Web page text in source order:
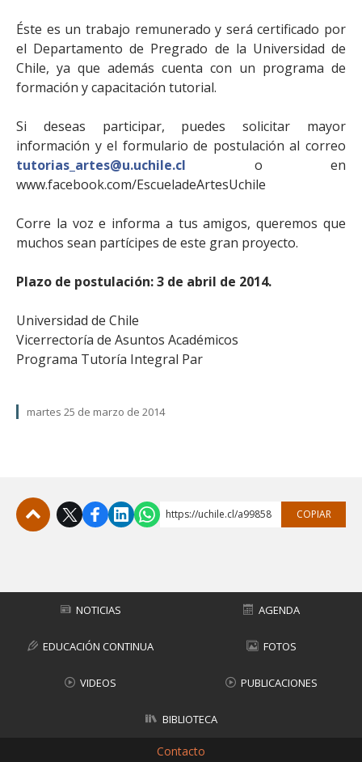
Éste es un trabajo remunerado y será certificado por
el Departamento de Pregrado de la Universidad de
Chile, ya que además cuenta con un programa de
formación y capacitación tutorial.
Si deseas participar, puedes solicitar mayor
información y el formulario de postulación al correo
tutorias_artes@u.uchile.cl o en
www.facebook.com/EscueladeArtesUchile
Corre la voz e informa a tus amigos, queremos que
muchos sean partícipes de este gran proyecto.
Plazo de postulación: 3 de abril de 2014.
Universidad de Chile
Vicerrectoría de Asuntos Académicos
Programa Tutoría Integral Par
martes 25 de marzo de 2014
https://uchile.cl/a99858 COPIAR
NOTICIAS AGENDA
EDUCACIÓN CONTINUA FOTOS
VIDEOS PUBLICACIONES
BIBLIOTECA
Contacto